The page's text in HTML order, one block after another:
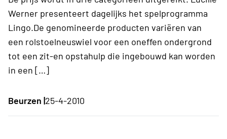
Werner presenteert dagelijks het spelprogramma
Lingo.De genomineerde producten variëren van
een rolstoelneuswiel voor een oneffen ondergrond
tot een zit-en opstahulp die ingebouwd kan worden
in een […]
Beurzen |25-4-2010